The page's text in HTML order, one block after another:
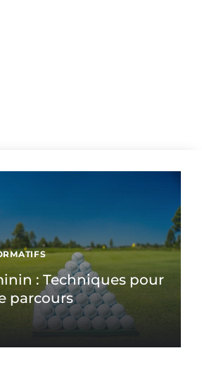
: Techniques pour
parcours